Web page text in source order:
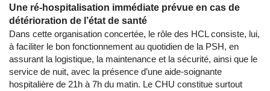
Une ré-hospitalisation immédiate prévue en cas de
détérioration de l’état de santé
Dans cette organisation concertée, le rôle des HCL consiste, lui,
à faciliter le bon fonctionnement au quotidien de la PSH, en
assurant la logistique, la maintenance et la sécurité, ainsi que le
service de nuit, avec la présence d’une aide-soignante
hospitalière de 21h à 7h du matin. Le CHU constitue surtout